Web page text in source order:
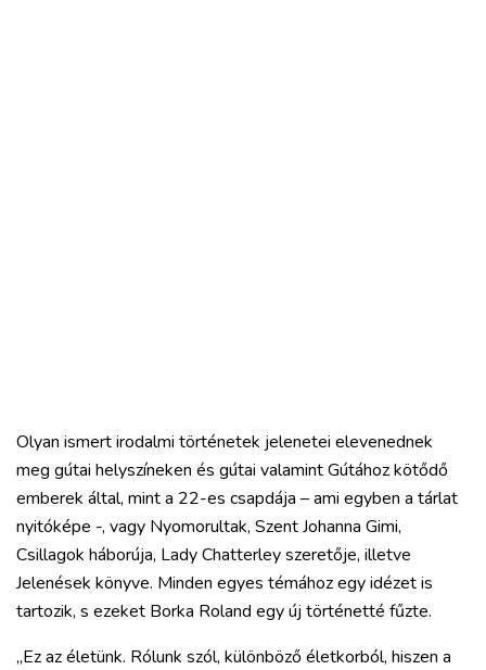
Olyan ismert irodalmi történetek jelenetei elevenednek
meg gútai helyszíneken és gútai valamint Gútához kötődő
emberek által, mint a 22-es csapdája – ami egyben a tárlat
nyitóképe -, vagy Nyomorultak, Szent Johanna Gimi,
Csillagok háborúja, Lady Chatterley szeretője, illetve
Jelenések könyve. Minden egyes témához egy idézet is
tartozik, s ezeket Borka Roland egy új történetté fűzte.
„Ez az életünk. Rólunk szól, különböző életkorból, hiszen a